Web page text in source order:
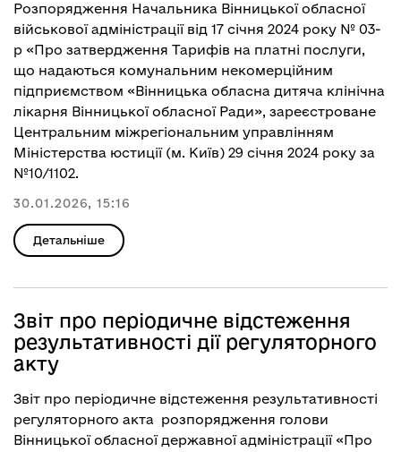
Розпорядження Начальника Вінницької обласної
військової адміністрації від 17 січня 2024 року № 03-
р «Про затвердження Тарифів на платні послуги,
що надаються комунальним некомерційним
підприємством «Вінницька обласна дитяча клінічна
лікарня Вінницької обласної Ради», зареєстроване
Центральним міжрегіональним управлінням
Міністерства юстиції (м. Київ) 29 січня 2024 року за
№10/1102.
30.01.2026, 15:16
Детальніше
Звіт про періодичне відстеження
результативності дії регуляторного
акту
Звіт про періодичне відстеження результативності
регуляторного акта розпорядження голови
Вінницької обласної державної адміністрації «Про